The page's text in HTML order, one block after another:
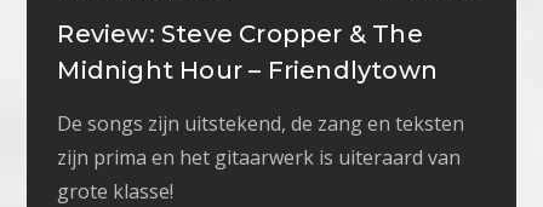
Review: Steve Cropper & The
Midnight Hour – Friendlytown
De songs zijn uitstekend, de zang en teksten
zijn prima en het gitaarwerk is uiteraard van
grote klasse!